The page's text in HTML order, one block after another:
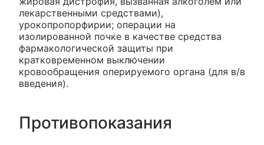
лекарственными средствами),
урокопропорфирии; операции на
изолированной почке в качестве средства
фармакологической защиты при
кратковременном выключении
кровообращения оперируемого органа (для в/в
введения).
Противопоказания